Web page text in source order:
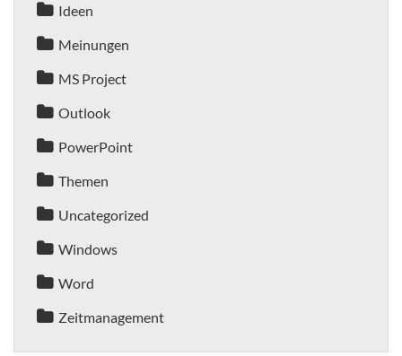
Ideen
Meinungen
MS Project
Outlook
PowerPoint
Themen
Uncategorized
Windows
Word
Zeitmanagement